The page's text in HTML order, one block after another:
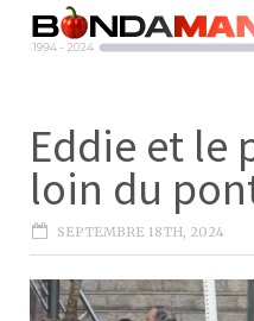
Eddie et le
loin du
SEPTEMBRE 18TH, 2024